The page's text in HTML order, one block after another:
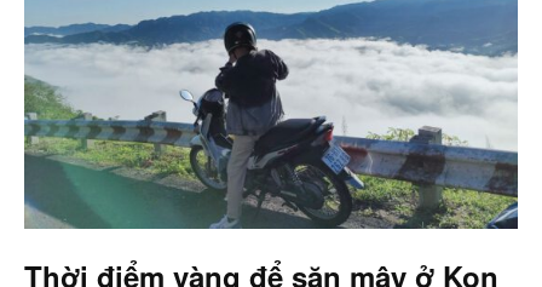
Thời điểm vàng để săn mây ở Kon